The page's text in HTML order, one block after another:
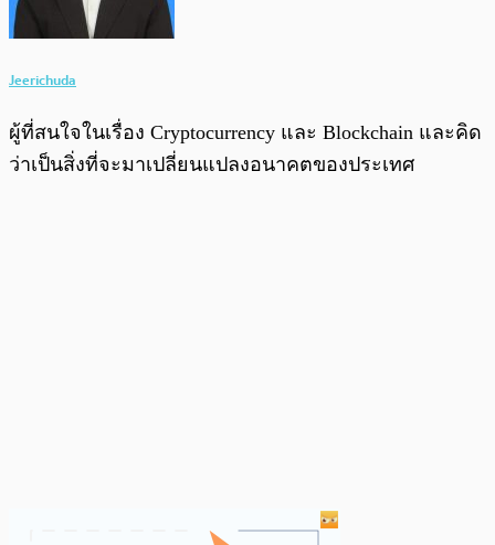
Jeerichuda
ผู้ที่สนใจในเรื่อง Cryptocurrency และ Blockchain และคิด
ว่าเป็นสิ่งที่จะมาเปลี่ยนแปลงอนาคตของประเทศ